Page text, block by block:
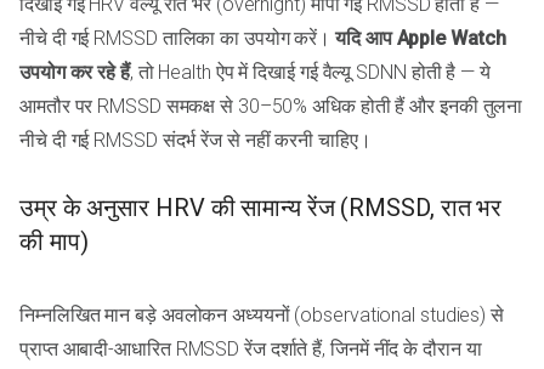
नीचे दी गई RMSSD तालिका का उपयोग करें।यदि आप Apple Watch
उपयोग कर रहे हैं, तो Health ऐप में दिखाई गई वैल्यू SDNN होती है — ये
आमतौर पर RMSSD समकक्ष से 30–50% अधिक होती हैं और इनकी तुलना
नीचे दी गई RMSSD संदर्भ रेंज से नहीं करनी चाहिए।
उम्र के अनुसार HRV की सामान्य रेंज (RMSSD, रात भर
की माप)
निम्नलिखित मान बड़े अवलोकन अध्ययनों (observational studies) से
प्राप्त आबादी-आधारित RMSSD रेंज दर्शाते हैं, जिनमें नींद के दौरान या